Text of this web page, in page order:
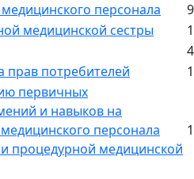
персонала
9
медицинской сестры
1
прав потребителей
первичных
и навыков на
персонала
процедурной медицинской
1